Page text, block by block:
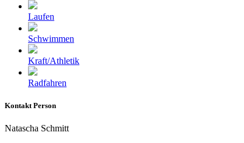
Laufen
Schwimmen
Kraft/Athletik
Radfahren
Kontakt Person
Natascha Schmitt